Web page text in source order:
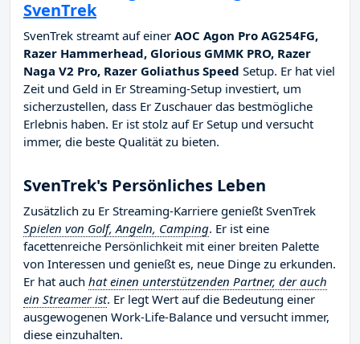
SvenTrek
SvenTrek streamt auf einer AOC Agon Pro AG254FG,
Razer Hammerhead, Glorious GMMK PRO, Razer
Naga V2 Pro, Razer Goliathus Speed Setup. Er hat viel
Zeit und Geld in Er Streaming-Setup investiert, um
sicherzustellen, dass Er Zuschauer das bestmögliche
Erlebnis haben. Er ist stolz auf Er Setup und versucht
immer, die beste Qualität zu bieten.
SvenTrek's Persönliches Leben
Zusätzlich zu Er Streaming-Karriere genießt SvenTrek
Spielen von Golf, Angeln, Camping. Er ist eine
facettenreiche Persönlichkeit mit einer breiten Palette
von Interessen und genießt es, neue Dinge zu erkunden.
Er hat auch hat einen unterstützenden Partner, der auch
ein Streamer ist. Er legt Wert auf die Bedeutung einer
ausgewogenen Work-Life-Balance und versucht immer,
diese einzuhalten.